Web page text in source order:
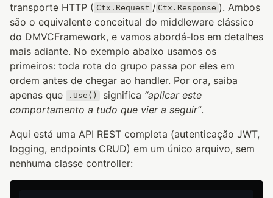
transporte HTTP ( Ctx.Request / Ctx.Response ). Ambos
são o equivalente conceitual do middleware clássico
do DMVCFramework, e vamos abordá-los em detalhes
mais adiante. No exemplo abaixo usamos os
primeiros: toda rota do grupo passa por eles em
ordem antes de chegar ao handler. Por ora, saiba
apenas que
.Use() significa “aplicar este
comportamento a tudo que vier a seguir”.
Aqui está uma API REST completa (autenticação JWT,
logging, endpoints CRUD) em um único arquivo, sem
nenhuma classe controller: